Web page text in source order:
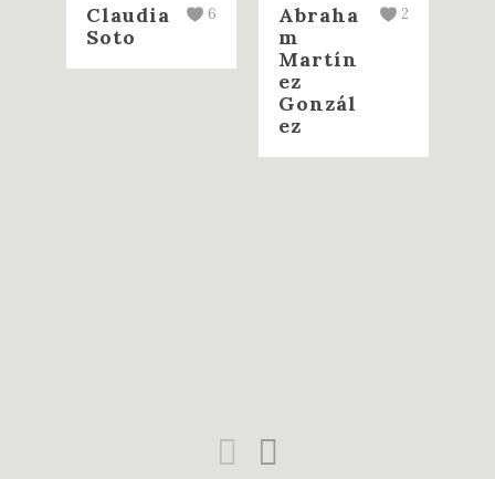
Claudia
Soto
6
Abraha
m
Martín
ez
Gonzál
ez
2